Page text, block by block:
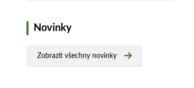
Novinky
Zobrazit všechny novinky